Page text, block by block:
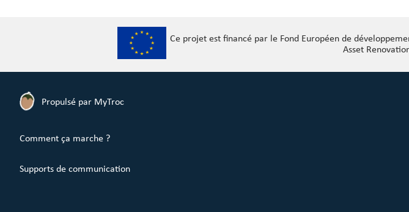
Ce projet est financé par le Fond Européen de
Asset
Propulsé par MyTroc
Comment ça marche ?
Supports de communication